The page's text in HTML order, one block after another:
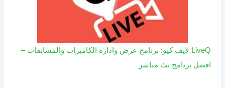
LiveQ لايف كيو: برنامج عرض وادارة الكاميرات والمسابقات –
افضل برنامج بث مباشر